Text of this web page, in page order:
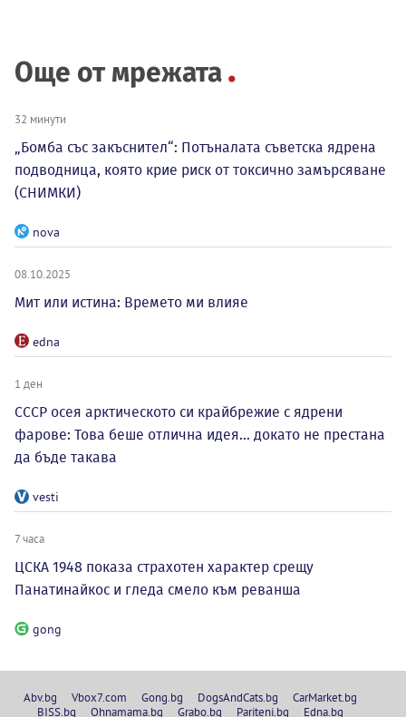
Още от мрежата
32 минути
„Бомба със закъснител“: Потъналата съветска ядрена
подводница, която крие риск от токсично замърсяване
(СНИМКИ)
nova
08.10.2025
Мит или истина: Времето ми влияе
edna
1 ден
СССР осея арктическото си крайбрежие с ядрени
фарове: Това беше отлична идея... докато не престана
да бъде такава
vesti
7 часа
ЦСКА 1948 показа страхотен характер срещу
Панатинайкос и гледа смело към реванша
gong
Abv.bg Vbox7.com Gong.bg DogsAndCats.bg
CarMarket.bg
BISS.bg
Ohnamama.bg Grabo.bg Pariteni.bg Edna.bg